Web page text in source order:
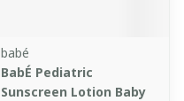
babé
BabÉ Pediatric
Sunscreen Lotion Baby